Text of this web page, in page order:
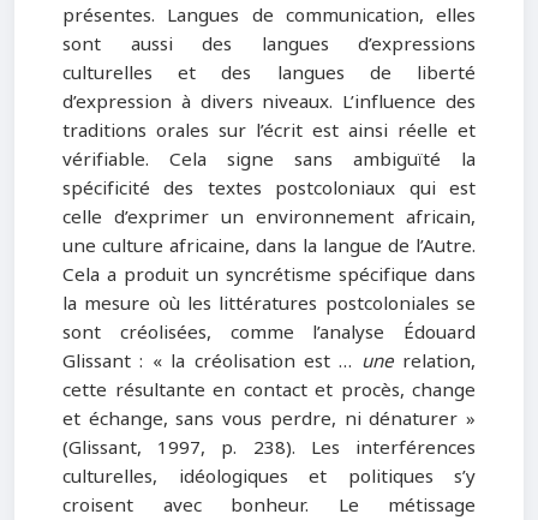
présentes. Langues de communication, elles
sont aussi des langues d’expressions
culturelles et des langues de liberté
d’expression à divers niveaux. L’influence des
traditions orales sur l’écrit est ainsi réelle et
vérifiable. Cela signe sans ambiguïté la
spécificité des textes postcoloniaux qui est
celle d’exprimer un environnement africain,
une culture africaine, dans la langue de l’Autre.
Cela a produit un syncrétisme spécifique dans
la mesure où les littératures postcoloniales se
sont créolisées, comme l’analyse Édouard
Glissant : « la créolisation est … une relation,
cette résultante en contact et procès, change
et échange, sans vous perdre, ni dénaturer »
(Glissant, 1997, p. 238). Les interférences
culturelles, idéologiques et politiques s’y
croisent avec bonheur. Le métissage